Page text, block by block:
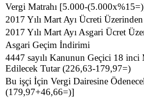
Vergi Matrahı [5.000-
2017 Yılı Mart Ayı Ücreti
2017 Yılı Mart Ayı Asgari Ücret
Asgari Geçim İndirimi
4447 sayılı Kanunun Geçici 18 inci
Edilecek Tutar (226,63-179,97=)
Bu işçi İçin Vergi Dairesine
(179,97+46,66=)]